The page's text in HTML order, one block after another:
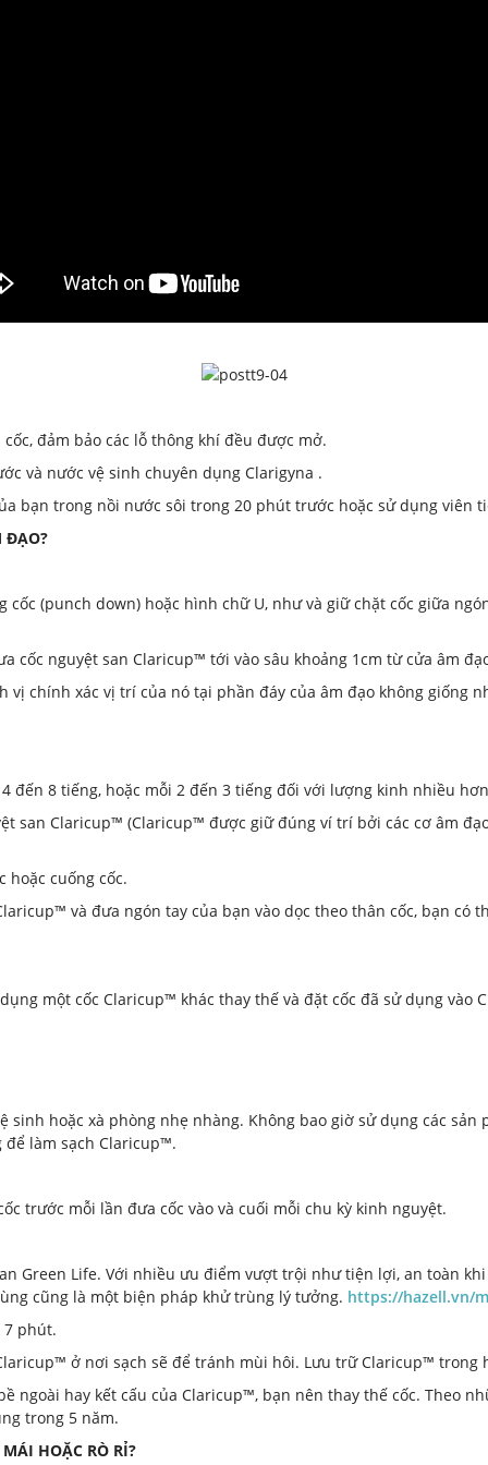
đảm bảo các lỗ thông khí đều được mở.
và nước vệ sinh chuyên dụng Clarigyna .
bạn trong nồi nước sôi trong 20 phút trước hoặc sử dụng viên
ĐẠO?
(punch down) hoặc hình chữ U, như và giữ chặt cốc giữa
cốc nguyệt san Claricup™ tới vào sâu khoảng 1cm từ cửa âm
vị chính xác vị trí của nó tại phần đáy của âm đạo không giống
đến 8 tiếng, hoặc mỗi 2 đến 3 tiếng đối với lượng kinh nhiều
san Claricup™ (Claricup™ được giữ đúng ví trí bởi các cơ âm
hoặc cuống cốc.
và đưa ngón tay của bạn vào dọc theo thân cốc, bạn có
một cốc Claricup™ khác thay thế và đặt cốc đã sử dụng vào
hoặc xà phòng nhẹ nhàng. Không bao giờ sử dụng các sản
để làm sạch Claricup™.
trước mỗi lần đưa cốc vào và cuối mỗi chu kỳ kinh nguyệt.
Green Life. Với nhiều ưu điểm vượt trội như tiện lợi, an toàn
cũng là một biện pháp khử trùng lý tưởng. https://hazell.vn/
7 phút.
ở nơi sạch sẽ để tránh mùi hôi. Lưu trữ Claricup™
ngoài hay kết cấu của Claricup™, bạn nên thay thế cốc. Theo
trong 5 năm.
HOẶC RÒ RỈ?